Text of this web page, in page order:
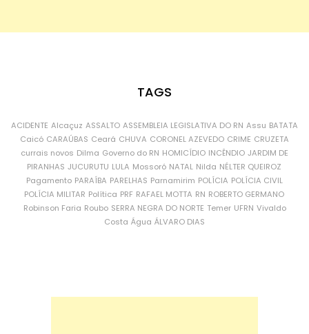
TAGS
ACIDENTE Alcaçuz ASSALTO ASSEMBLEIA LEGISLATIVA DO RN Assu BATATA
Caicó CARAÚBAS Ceará CHUVA CORONEL AZEVEDO CRIME CRUZETA
currais novos Dilma Governo do RN HOMICÍDIO INCÊNDIO JARDIM DE
PIRANHAS JUCURUTU LULA Mossoró NATAL Nilda NÉLTER QUEIROZ
Pagamento PARAÍBA PARELHAS Parnamirim POLÍCIA POLÍCIA CIVIL
POLÍCIA MILITAR Política PRF RAFAEL MOTTA RN ROBERTO GERMANO
Robinson Faria Roubo SERRA NEGRA DO NORTE Temer UFRN Vivaldo
Costa Água ÁLVARO DIAS